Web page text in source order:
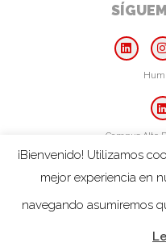
Campus Alto
2026© Humberto Roselló
Diseño WordPress
¡Bienvenido! Utilizamos
mejor experiencia en
navegando asumiremos